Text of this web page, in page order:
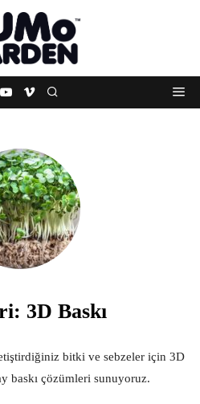
3D Baskı
bitki ve sebzeler için 3D
baskı çözümleri sunuyoruz.